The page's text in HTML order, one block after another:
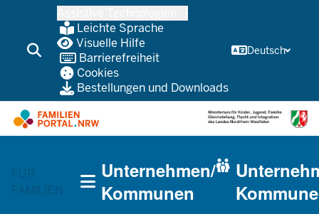
wechseln
Leichte Sprache
Visuelle Hilfe
Barrierefreiheit
Cookies
Bestellungen und Downloads
Deutsch
FÜR
FAMILIEN
CURRENT SECTION FÜR UNTERNEHMEN/KOMMUNEN
(TRÄGERBEREICH)
Unternehmen/
Kommunen